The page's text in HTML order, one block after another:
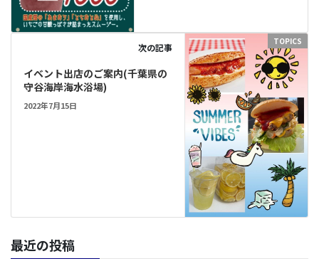
TOPICS
次の記事
イベント出店のご案内(千葉県の
守谷海岸海水浴場)
2022年7月15日
最近の投稿